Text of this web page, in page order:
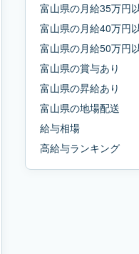
富山県の月給35万円
富山県の月給40万円
富山県の月給50万円
富山県の賞与あり
富山県の昇給あり
富山県の地場配送
給与相場
高給与ランキング